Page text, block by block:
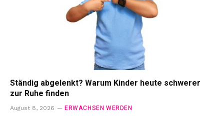
Ständig abgelenkt? Warum Kinder heute schwerer
zur Ruhe finden
August 8, 2026 ERWACHSEN WERDEN